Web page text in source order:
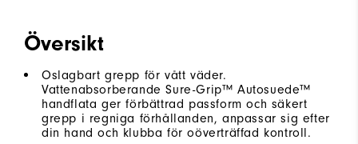
Översikt
Oslagbart grepp för vått väder.
Vattenabsorberande Sure-Grip™ Autosuede™
handflata ger förbättrad passform och säkert
grepp i regniga förhållanden, anpassar sig efter
din hand och klubba för oöverträffad kontroll.